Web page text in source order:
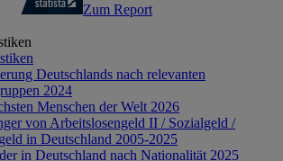
Zum Report
Deutschlands nach relevanten
2024
Menschen der Welt 2026
von Arbeitslosengeld II / Sozialgeld /
in Deutschland 2005-2025
in Deutschland nach Nationalität 2025